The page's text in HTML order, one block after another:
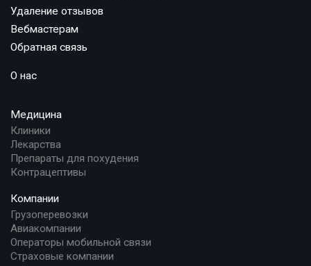
Удаление отзывов
Вебмастерам
Обратная связь
О нас
Медицина
Клиники
Лекарства
Препараты для похудения
Контрацептивы
Компании
Грузоперевозки
Авиакомпании
Операторы мобильной связи
Страховые компании